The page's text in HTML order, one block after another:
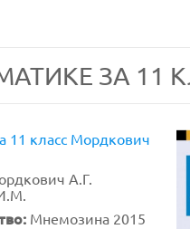
ЗА 11
11 класс Мордкович
А.Г.
Мнемозина 2015